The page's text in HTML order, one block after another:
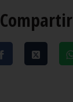
Compartir